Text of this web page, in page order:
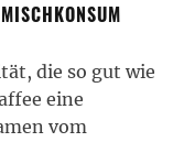
die so gut wie
eine
vom